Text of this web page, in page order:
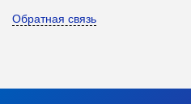
Обратная связь